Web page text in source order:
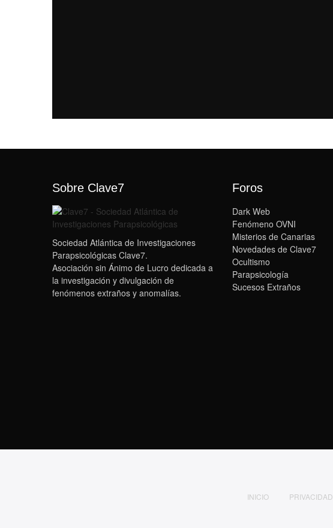
Sobre Clave7
Sociedad Atlántica de Investigaciones
Parapsicológicas Clave7.
Asociación sin Ánimo de Lucro dedicada a
la investigación y divulgación de
fenómenos extraños y anomalías.
Foros
Dark Web
Fenómeno OVNI
Misterios de Canarias
Novedades de Clave7
Ocultismo
Parapsicología
Sucesos Extraños
INICIO PRIVACIDAD